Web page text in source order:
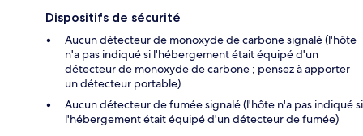
Dispositifs de sécurité
Aucun détecteur de monoxyde de carbone signalé (l'hôte
n'a pas indiqué si l'hébergement était équipé d'un
détecteur de monoxyde de carbone ; pensez à apporter
un détecteur portable)
Aucun détecteur de fumée signalé (l'hôte n'a pas indiqué si
l'hébergement était équipé d'un détecteur de fumée)